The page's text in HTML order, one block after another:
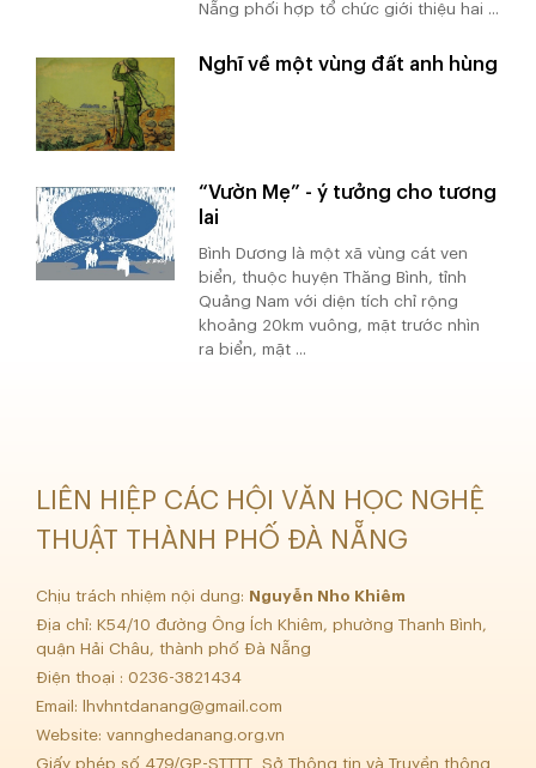
Nẵng phối hợp tổ chức giới thiệu hai ...
Nghĩ về một vùng đất anh hùng
“Vườn Mẹ” - ý tưởng cho tương
lai
Bình Dương là một xã vùng cát ven
biển, thuộc huyện Thăng Bình, tỉnh
Quảng Nam với diện tích chỉ rộng
khoảng 20km vuông, mặt trước nhìn
ra biển, mặt ...
LIÊN HIỆP CÁC HỘI VĂN HỌC NGHỆ
THUẬT THÀNH PHỐ ĐÀ NẴNG
Chịu trách nhiệm nội dung:
Nguyễn Nho Khiêm
Địa chỉ: K54/10 đường Ông Ích Khiêm, phường Thanh Bình,
quận Hải Châu, thành phố Đà Nẵng
Điện thoại : 0236-3821434
Email:
lhvhntdanang@gmail.com
Website: vannghedanang.org.vn
Giấy phép số 479/GP-STTTT Sở Thông tin và Truyền thông